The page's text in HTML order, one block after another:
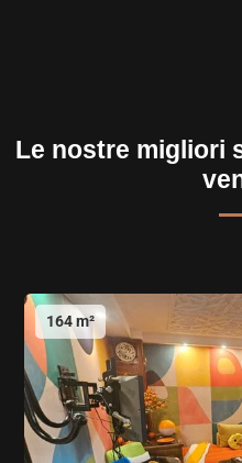
Le nostre migliori
164 m²